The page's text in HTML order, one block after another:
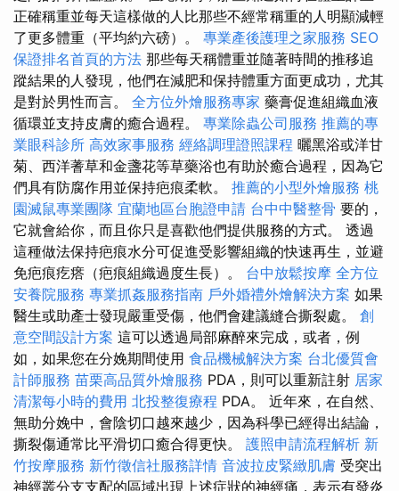
正確稱重並每天這樣做的人比那些不經常稱重的人明顯減輕
了更多體重（平均約六磅）。 專業產後護理之家服務 SEO
保證排名首頁的方法 那些每天稱體重並隨著時間的推移追
蹤結果的人發現，他們在減肥和保持體重方面更成功，尤其
是對於男性而言。 全方位外燴服務專家 藥膏促進組織血液
循環並支持皮膚的癒合過程。 專業除蟲公司服務 推薦的專
業眼科診所 高效家事服務 經絡調理證照課程 曬黑浴或洋甘
菊、西洋蓍草和金盞花等草藥浴也有助於癒合過程，因為它
們具有防腐作用並保持疤痕柔軟。 推薦的小型外燴服務 桃
園滅鼠專業團隊 宜蘭地區台胞證申請 台中中醫整骨 要的，
它就會給你，而且你只是喜歡他們提供服務的方式。 透過
這種做法保持疤痕水分可促進受影響組織的快速再生，並避
免疤痕疙瘩（疤痕組織過度生長）。 台中放鬆按摩 全方位
安養院服務 專業抓姦服務指南 戶外婚禮外燴解決方案 如果
醫生或助產士發現嚴重受傷，他們會建議縫合撕裂處。 創
意空間設計方案 這可以透過局部麻醉來完成，或者，例
如，如果您在分娩期間使用 食品機械解決方案 台北優質會
計師服務 苗栗高品質外燴服務 PDA，則可以重新註射 居家
清潔每小時的費用 北投整復療程 PDA。 近年來，在自然、
無助分娩中，會陰切口越來越少，因為科學已經得出結論，
撕裂傷通常比平滑切口癒合得更快。 護照申請流程解析 新
竹按摩服務 新竹徵信社服務詳情 音波拉皮緊緻肌膚 受突出
神經叢分支支配的區域出現上述症狀的神經痛，表示有發炎